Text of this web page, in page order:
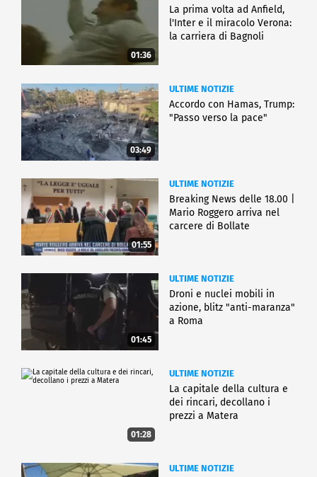
01:36
La prima volta ad Anfield,
l'Inter e il miracolo Verona:
la carriera di Bagnoli
03:49
ULTIME NOTIZIE
Accordo con Hamas, Trump:
"Passo verso la pace"
01:55
ULTIME NOTIZIE
Breaking News delle 18.00 |
Mario Roggero arriva nel
carcere di Bollate
01:45
ULTIME NOTIZIE
Droni e nuclei mobili in
azione, blitz "anti-maranza"
a Roma
01:28
ULTIME NOTIZIE
La capitale della cultura e
dei rincari, decollano i
prezzi a Matera
ULTIME NOTIZIE